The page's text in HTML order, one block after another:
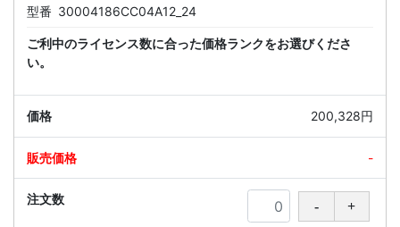
型番 30004186CC04A12_24
ご利中のライセンス数に合った価格ランクをお選びくださ
い。
200,328円
-